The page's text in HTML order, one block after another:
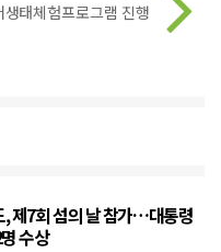
태체험프로그램 진행
, 제7회 섬의 날 참가…대통령
수상